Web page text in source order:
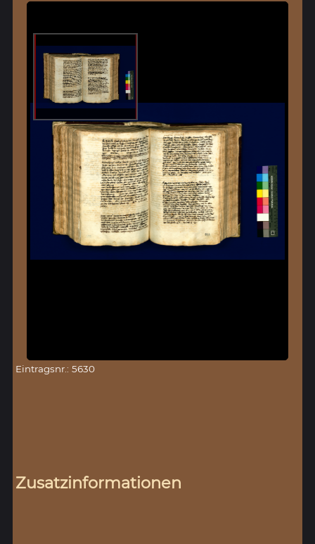
Eintragsnr.: 5630
Zusatzinformationen